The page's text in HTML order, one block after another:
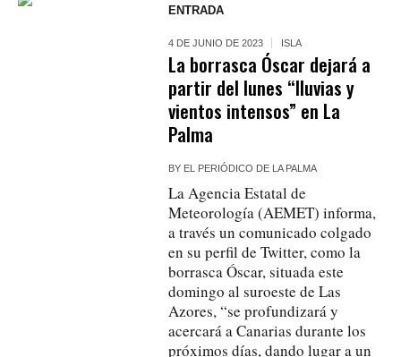
ENTRADA
4 DE JUNIO DE 2023 ISLA
La borrasca Óscar dejará a
partir del lunes “lluvias y
vientos intensos” en La
Palma
BY EL PERIÓDICO DE LA PALMA
La Agencia Estatal de
Meteorología (AEMET) informa,
a través un comunicado colgado
en su perfil de Twitter, como la
borrasca Óscar, situada este
domingo al suroeste de Las
Azores, “se profundizará y
acercará a Canarias durante los
próximos días, dando lugar a un